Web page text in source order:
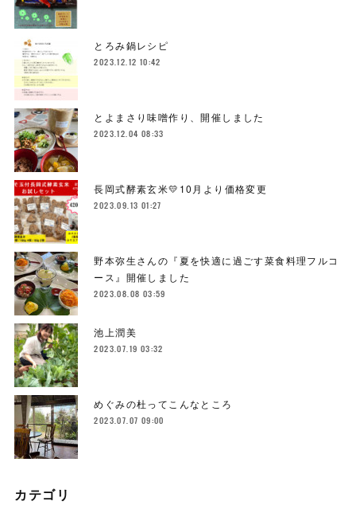
とろみ鍋レシピ
2023.12.12 10:42
とよまさり味噌作り、開催しました
2023.12.04 08:33
長岡式酵素玄米💛10月より価格変更
2023.09.13 01:27
野本弥生さんの『夏を快適に過ごす菜食料理フルコ
ース』開催しました
2023.08.08 03:59
池上潤美
2023.07.19 03:32
めぐみの杜ってこんなところ
2023.07.07 09:00
カテゴリ